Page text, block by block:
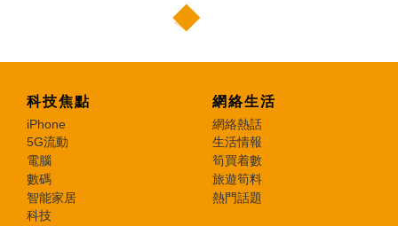
科技焦點
iPhone
5G流動
電腦
數碼
智能家居
科技
網絡生活
網絡熱話
生活情報
筍買着數
旅遊筍料
熱門話題